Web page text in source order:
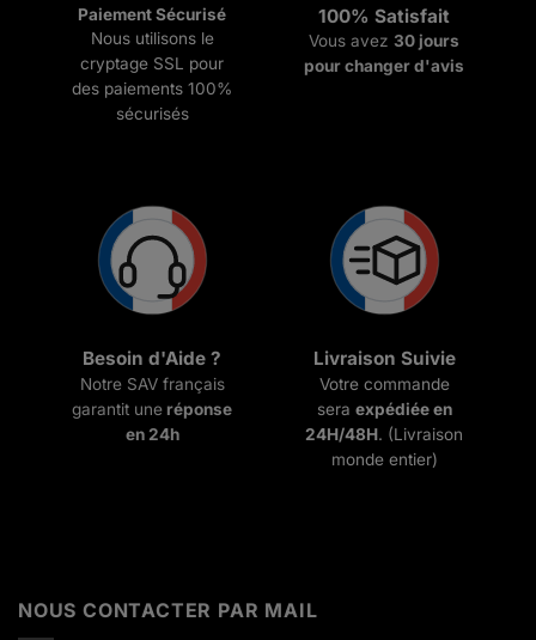
Paiement Sécurisé
Nous utilisons le
cryptage SSL pour
des paiements 100%
sécurisés
100% Satisfait
Vous avez 30 jours
pour changer d'avis
Besoin d'Aide ?
Notre SAV français
garantit une réponse
en 24h
Livraison Suivie
Votre commande
sera expédiée en
24H/48H. (Livraison
monde entier)
NOUS CONTACTER PAR MAIL